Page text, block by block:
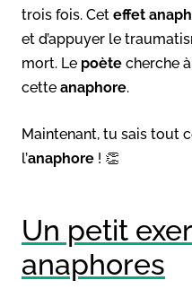
trois fois. Cet effet
et d’appuyer le
mort. Le poète cherche
cette anaphore.
Maintenant, tu sais tout
l’anaphore ! 👏
Un petit
anaphores